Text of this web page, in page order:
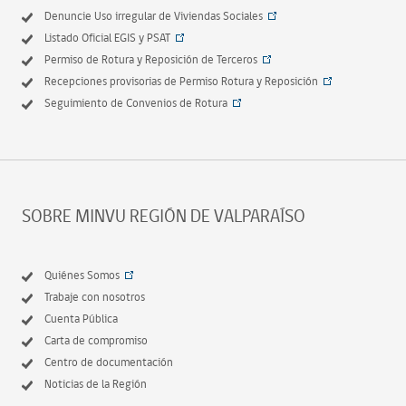
Denuncie Uso irregular de Viviendas Sociales
Listado Oficial EGIS y PSAT
Permiso de Rotura y Reposición de Terceros
Recepciones provisorias de Permiso Rotura y Reposición
Seguimiento de Convenios de Rotura
SOBRE MINVU REGIÓN DE VALPARAÍSO
Quiénes Somos
Trabaje con nosotros
Cuenta Pública
Carta de compromiso
Centro de documentación
Noticias de la Región